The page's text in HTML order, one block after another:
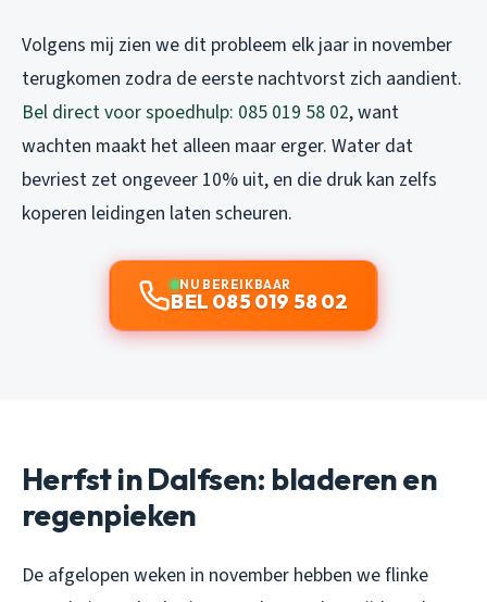
Volgens mij zien we dit probleem elk jaar in november
terugkomen zodra de eerste nachtvorst zich aandient.
Bel direct voor spoedhulp: 085 019 58 02, want
wachten maakt het alleen maar erger. Water dat
bevriest zet ongeveer 10% uit, en die druk kan zelfs
koperen leidingen laten scheuren.
NU BEREIKBAAR
BEL 085 019 58 02
Herfst in Dalfsen: bladeren en
regenpieken
De afgelopen weken in november hebben we flinke